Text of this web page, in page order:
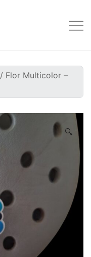
/ Flor Multicolor –
🔍